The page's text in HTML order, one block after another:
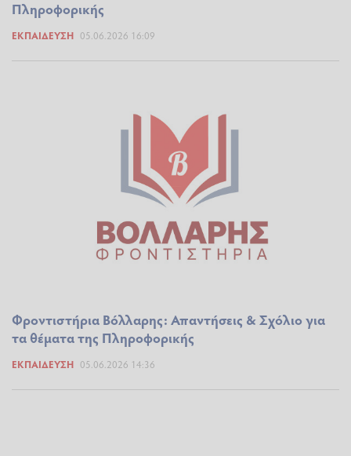
Πληροφορικής
ΕΚΠΑΊΔΕΥΣΗ 05.06.2026 16:09
Φροντιστήρια Βόλλαρης: Απαντήσεις & Σχόλιο για
τα θέματα της Πληροφορικής
ΕΚΠΑΊΔΕΥΣΗ 05.06.2026 14:36